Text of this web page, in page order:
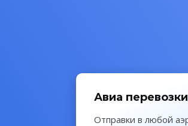
Авиа перевозки
Отправки в любой